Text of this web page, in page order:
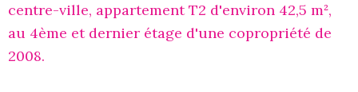
centre-ville, appartement T2 d'environ 42,5 m²,
au 4ème et dernier étage d'une copropriété de
2008.